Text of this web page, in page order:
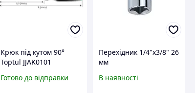
Крюк під кутом 90°
Toptul JJAK0101
Готово до відправки
Перехідник 1/4"х3/8" 26
мм
В наявності